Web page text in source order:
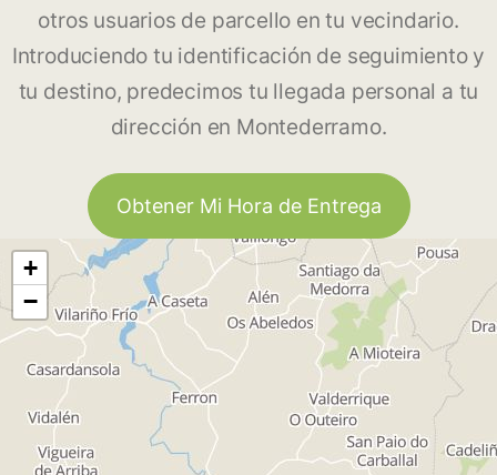
otros usuarios de parcello en tu vecindario.
Introduciendo tu identificación de seguimiento y
tu destino, predecimos tu llegada personal a tu
dirección en Montederramo.
Obtener Mi Hora de Entrega
+
−